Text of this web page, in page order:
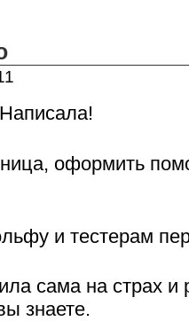
оформить
и тестерам
сама на страх и
знаете.